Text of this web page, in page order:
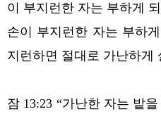
이 부지런한 자는 부하게
손이 부지런한 자는 부하
지런하면 절대로 가난하게
잠 13:23 “가난한 자는 밭